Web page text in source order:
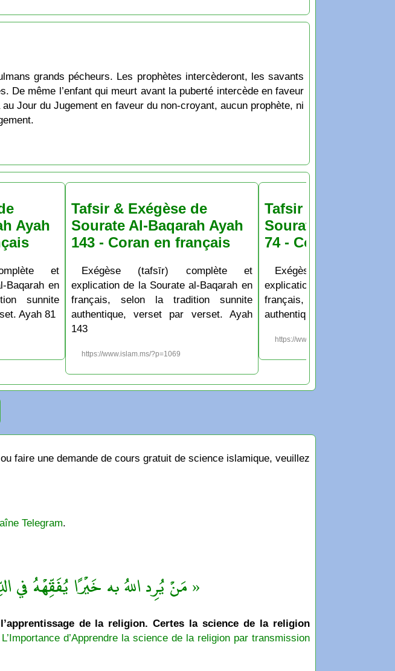
grands pécheurs. Les prophètes intercèderont, les savants
même l’enfant qui meurt avant la puberté intercède en faveur
Jour du Jugement en faveur du non-croyant, aucun prophète, ni
Ayah
et
Baqarah en
sunnite
Ayah 81
Tafsir & Exégèse de
Sourate Al-Baqarah Ayah
143 - Coran en français
Exégèse (tafsīr) complète et
explication de la Sourate al-Baqarah en
français, selon la tradition sunnite
authentique, verset par verset. Ayah
143
https://www.islam.ms/?p=1069
Tafsir & Exégèse
Sourate Al-
74 - Coran en
Exégèse (tafsīr)
explication de la Sourate
français, selon la
authentique, verset par
https://www.islam.ms/?p=1000
faire une demande de cours gratuit de science islamique, veuillez
Telegram.
« مَنْ يُرِد اللهُ به خَيْرًا يُفَقِّهْهُ في
de la religion. Certes la science de la religion
L’Importance d’Apprendre la science de la religion par transmission